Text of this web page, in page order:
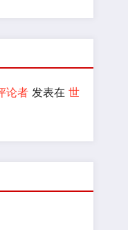
论者发表在 世